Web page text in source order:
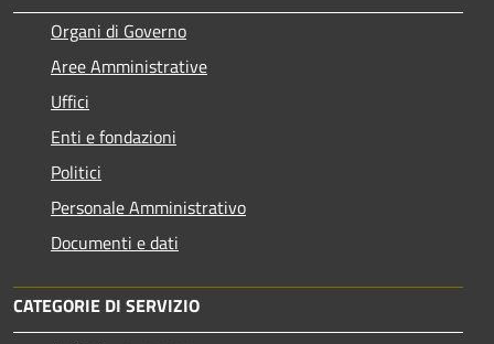
Organi di Governo
Aree Amministrative
Uffici
Enti e fondazioni
Politici
Personale Amministrativo
Documenti e dati
CATEGORIE DI SERVIZIO